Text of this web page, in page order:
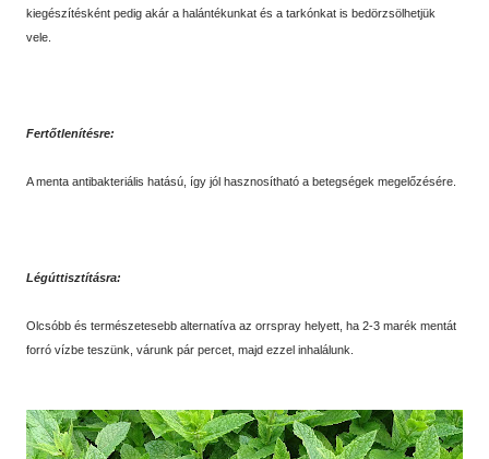
kiegészítésként pedig akár a halántékunkat és a tarkónkat is bedörzsölhetjük
vele.
Fertőtlenítésre:
A menta antibakteriális hatású, így jól hasznosítható a betegségek megelőzésére.
Légúttisztításra:
Olcsóbb és természetesebb alternatíva az orrspray helyett, ha 2-3 marék mentát
forró vízbe teszünk, várunk pár percet, majd ezzel inhalálunk.